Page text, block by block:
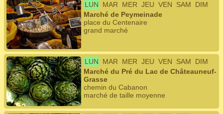
LUN MAR MER JEU VEN SAM
DIM
Marché de Peymeinade
place du Centenaire
grand marché
LUN MAR MER JEU VEN SAM
DIM
Marché du Pré du Lac de Châteauneuf-
Grasse
chemin du Cabanon
marché de taille moyenne